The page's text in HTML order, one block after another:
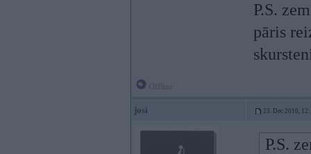
P.S.
pāris
josi 23. Dec 2010,
P.S.